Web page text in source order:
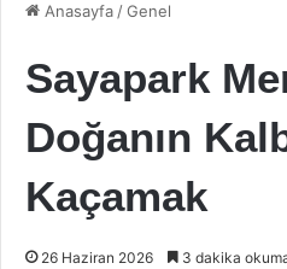
Anasayfa /Genel
Sayapark
Doğanın
Kaçamak
26 Haziran 2026 3 dakika